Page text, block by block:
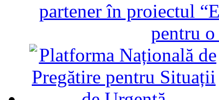
partener în proiectul
pentru